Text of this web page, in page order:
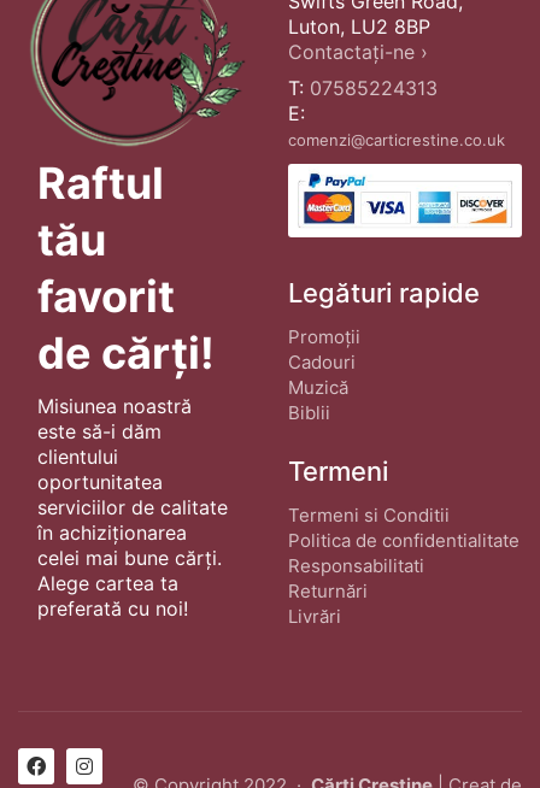
Raftul
tău
favorit
de cărți!
Misiunea noastră
este să-i dăm
clientului
oportunitatea
serviciilor de calitate
în achiziționarea
celei mai bune cărți.
Alege cartea ta
preferată cu noi!
Luton, LU2 8BP
Contactați-ne ›
T: 07585224313
E:
comenzi@carticrestine.co.uk
Legături rapide
Promoții
Cadouri
Muzică
Biblii
Termeni
Termeni si Conditii
Politica de confidentialitate
Responsabilitati
Returnări
Livrări